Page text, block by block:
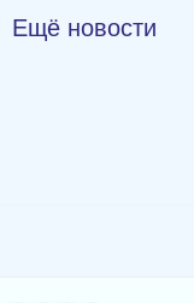
Ещё новости